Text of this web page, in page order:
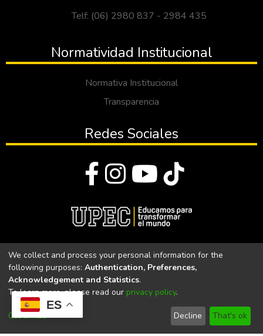
ES
Telf: (06) 2980 837 - 2984 435
Normatividad Institucional
Normativa Institucional
Transparencia
Redes Sociales
Universidad Politécnica Estatal del Carchi
Universidad Politécnica Estatal del Carchi | Acreditada por el
CACES Resolución N°. 160-SE-33-CACES-2020
We collect and process your personal information for the
following purposes: Authentication, Preferences,
Acknowledgement and Statistics.
To learn more, please read our privacy policy.
Customize Decline That's ok